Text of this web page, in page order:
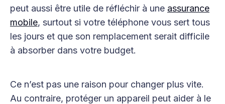
peut aussi être utile de réfléchir à une assurance
mobile, surtout si votre téléphone vous sert tous
les jours et que son remplacement serait difficile
à absorber dans votre budget.
Ce n’est pas une raison pour changer plus vite.
Au contraire, protéger un appareil peut aider à le